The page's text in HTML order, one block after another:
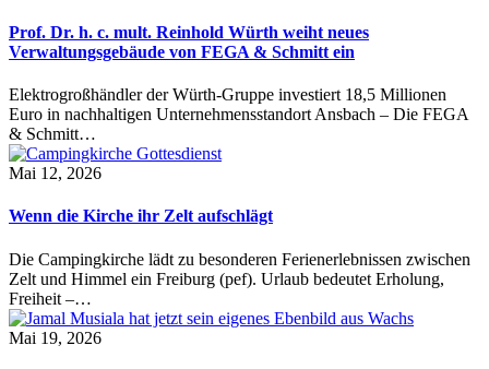
Prof. Dr. h. c. mult. Reinhold Würth weiht neues
Verwaltungsgebäude von FEGA & Schmitt ein
Elektrogroßhändler der Würth-Gruppe investiert 18,5 Millionen
Euro in nachhaltigen Unternehmensstandort Ansbach – Die FEGA
& Schmitt…
Mai 12, 2026
Wenn die Kirche ihr Zelt aufschlägt
Die Campingkirche lädt zu besonderen Ferienerlebnissen zwischen
Zelt und Himmel ein Freiburg (pef). Urlaub bedeutet Erholung,
Freiheit –…
Mai 19, 2026